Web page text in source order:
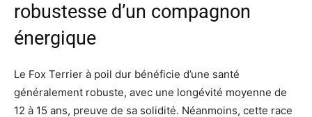
robustesse d’un compagnon
énergique
Le Fox Terrier à poil dur bénéficie d’une santé
généralement robuste, avec une longévité moyenne de
12 à 15 ans, preuve de sa solidité. Néanmoins, cette race